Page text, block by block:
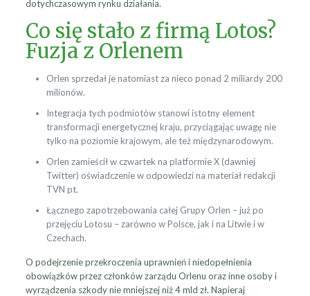
dotychczasowym rynku działania.
Co się stało z firmą Lotos?
Fuzja z Orlenem
Orlen sprzedał je natomiast za nieco ponad 2 miliardy 200
milionów.
Integracja tych podmiotów stanowi istotny element
transformacji energetycznej kraju, przyciągając uwagę nie
tylko na poziomie krajowym, ale też międzynarodowym.
Orlen zamieścił w czwartek na platformie X (dawniej
Twitter) oświadczenie w odpowiedzi na materiał redakcji
TVN pt.
Łącznego zapotrzebowania całej Grupy Orlen – już po
przejęciu Lotosu – zarówno w Polsce, jak i na Litwie i w
Czechach.
O podejrzenie przekroczenia uprawnień i niedopełnienia
obowiązków przez członków zarządu Orlenu oraz inne osoby i
wyrządzenia szkody nie mniejszej niż 4 mld zł. Napieraj